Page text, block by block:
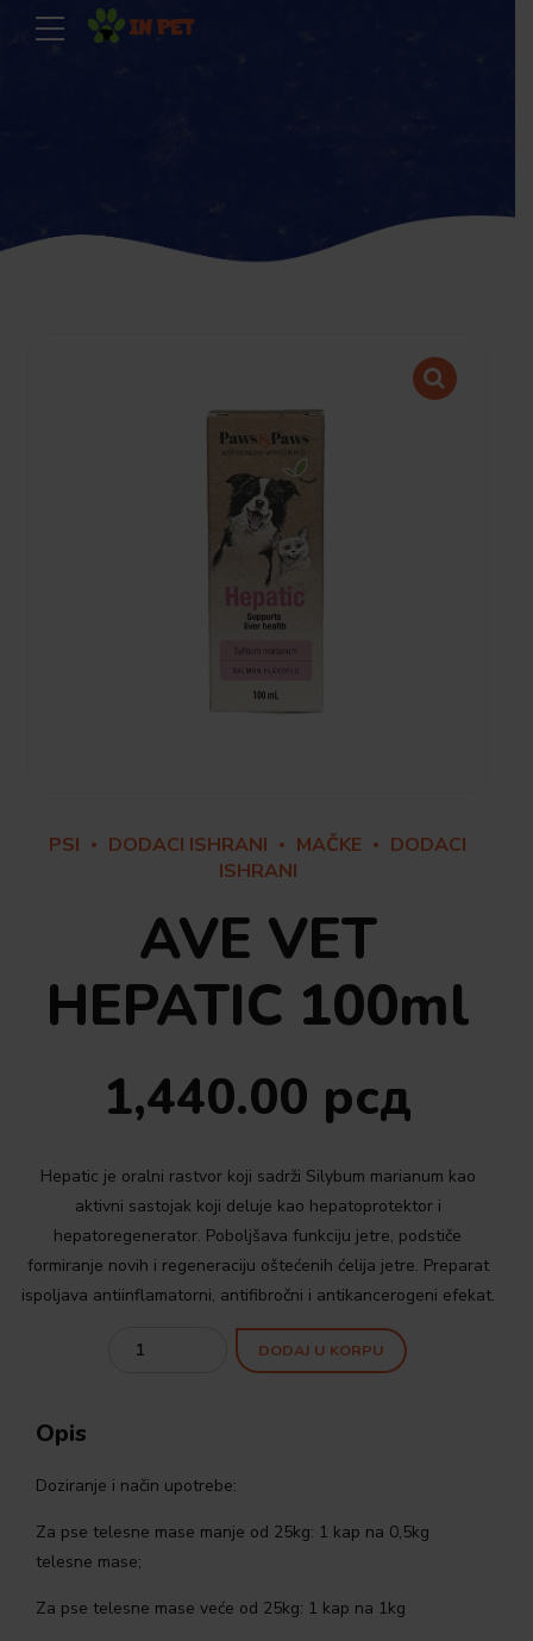
PSI DODACI ISHRANI MAČKE
DODACI
ISHRANI
AVE VET
HEPATIC 100ml
1,440.00 рсд
Hepatic je oralni rastvor koji sadrži Silybum marianum kao
aktivni sastojak koji deluje kao hepatoprotektor i
hepatoregenerator. Poboljšava funkciju jetre, podstiče
formiranje novih i regeneraciju oštećenih ćelija jetre. Preparat
ispoljava antiinflamatorni, antifibročni i antikancerogeni efekat.
Quantity
DODAJ U KORPU
Opis
Doziranje i način upotrebe:
Za pse telesne mase manje od 25kg: 1 kap na 0,5kg
telesne mase;
Za pse telesne mase veće od 25kg: 1 kap na 1kg